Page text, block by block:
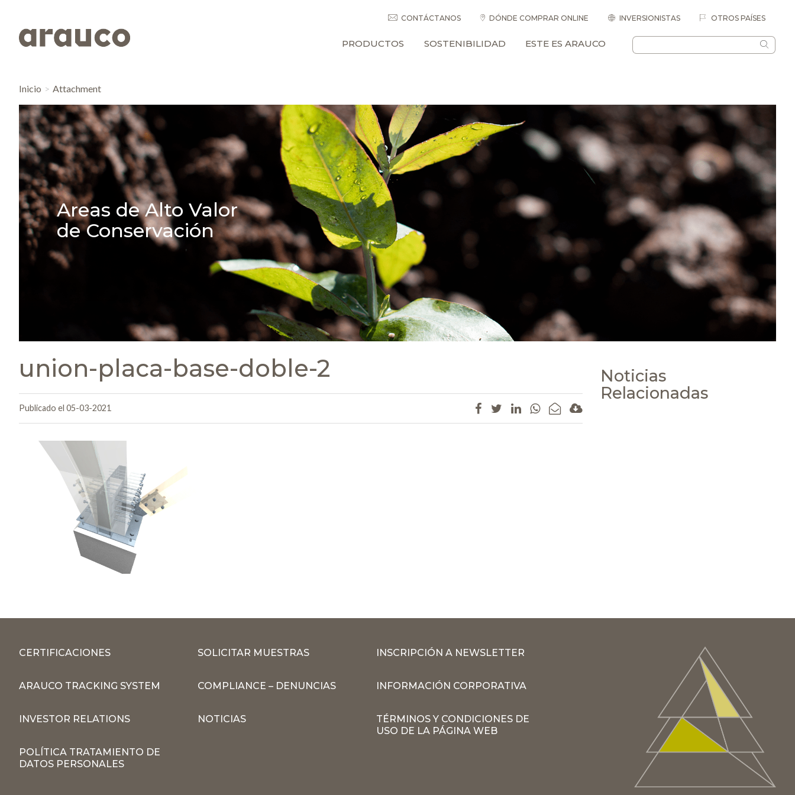
CONTÁCTANOS DÓNDE COMPRAR ONLINE INVERSIONISTAS OTROS PAÍSES
PRODUCTOS SOSTENIBILIDAD ESTE ES ARAUCO
Inicio Attachment
Areas de Alto Valor
de Conservación
union-placa-base-doble-2
Publicado el 05-03-2021
Noticias
Relacionadas
CERTIFICACIONES SOLICITAR MUESTRAS INSCRIPCIÓN A NEWSLETTER
ARAUCO TRACKING SYSTEM COMPLIANCE – DENUNCIAS INFORMACIÓN CORPORATIVA
INVESTOR RELATIONS NOTICIAS
TÉRMINOS Y CONDICIONES DE
USO DE LA PÁGINA WEB
POLÍTICA TRATAMIENTO DE
DATOS PERSONALES